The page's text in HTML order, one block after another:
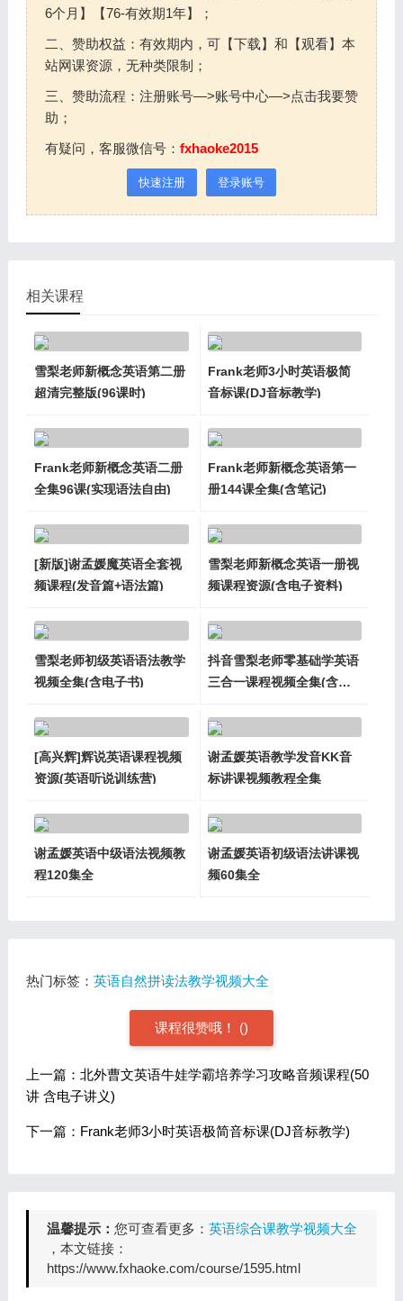
6个月】【76-有效期1年】；
二、赞助权益：有效期内，可【下载】和【观看】本
站网课资源，无种类限制；
三、赞助流程：注册账号—>账号中心—>点击我要赞
助；
有疑问，客服微信号： fxhaoke2015
快速注册 登录账号
相关课程
雪梨老师新概念英语第二册
超清完整版(96课时)
Frank老师3小时英语极简
音标课(DJ音标教学)
Frank老师新概念英语二册
全集96课(实现语法自由)
Frank老师新概念英语第一
册144课全集(含笔记)
[新版]谢孟媛魔英语全套视
频课程(发音篇+语法篇)
雪梨老师新概念英语一册视
频课程资源(含电子资料)
雪梨老师初级英语语法教学
视频全集(含电子书)
抖音雪梨老师零基础学英语
三合一课程视频全集(含电
[高兴辉]辉说英语课程视频
资源(英语听说训练营)
谢孟媛英语教学发音KK音
标讲课视频教程全集
谢孟媛英语中级语法视频教
程120集全
谢孟媛英语初级语法讲课视
频60集全
热门标签： 英语自然拼读法教学视频大全
课程很赞哦！ ()
上一篇：北外曹文英语牛娃学霸培养学习攻略音频课程(50
讲 含电子讲义)
下一篇：Frank老师3小时英语极简音标课(DJ音标教学)
温馨提示： 您可查看更多： 英语综合课教学视频大全
，本文链接：
https://www.fxhaoke.com/course/1595.html